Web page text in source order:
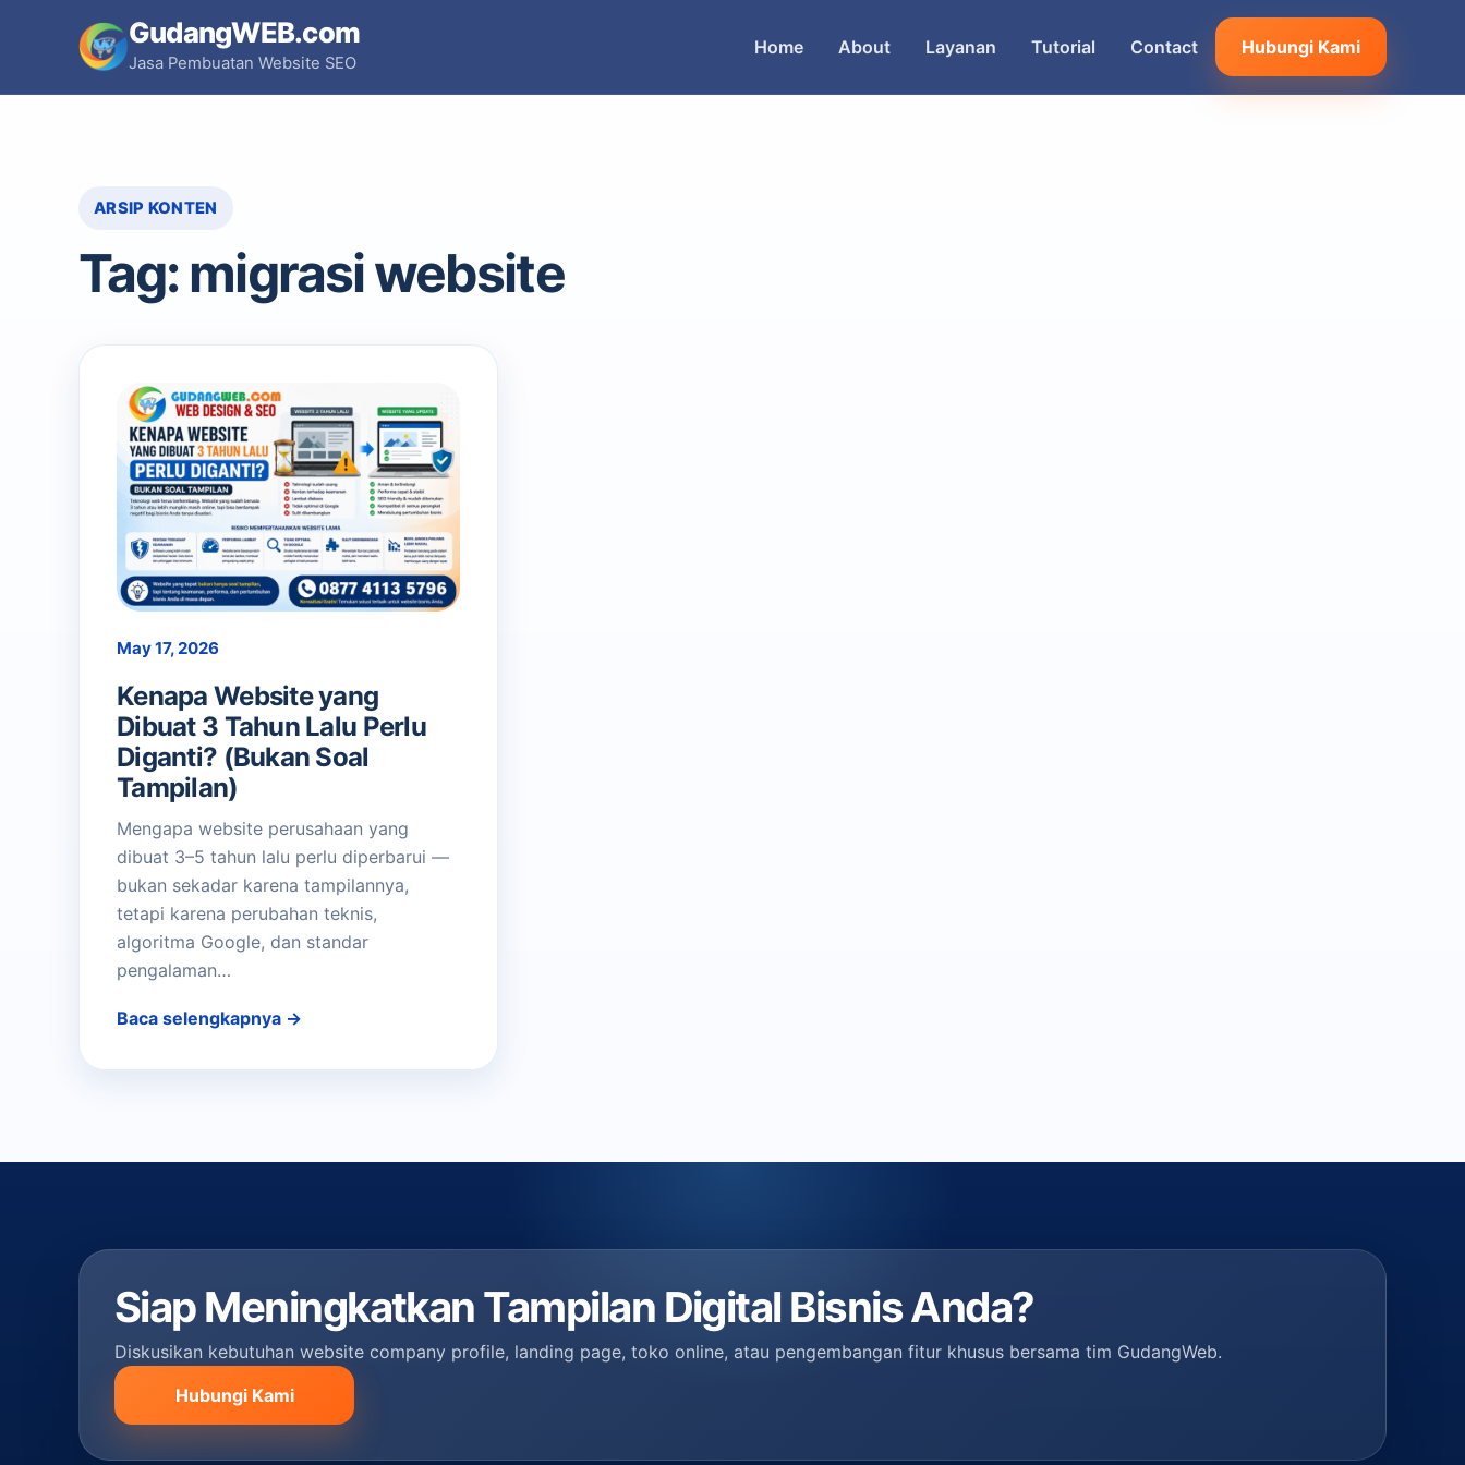
GudangWEB.com
Jasa Pembuatan Website SEO
Home About Layanan Tutorial Contact Hubungi Kami
ARSIP KONTEN
Tag:migrasi website
May 17, 2026
Kenapa Website yang
Dibuat 3 Tahun Lalu Perlu
Diganti? (Bukan Soal
Tampilan)
Mengapa website perusahaan yang
dibuat 3–5 tahun lalu perlu diperbarui —
bukan sekadar karena tampilannya,
tetapi karena perubahan teknis,
algoritma Google, dan standar
pengalaman…
Baca selengkapnya →
Siap Meningkatkan Tampilan Digital Bisnis Anda?
Diskusikan kebutuhan website company profile, landing page, toko online, atau pengembangan fitur khusus bersama tim GudangWeb.
Hubungi Kami